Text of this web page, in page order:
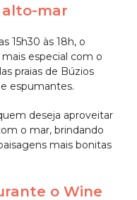
mar
15h30 às 18h, o
especial com o
praias de Búzios
espumantes.
deseja aproveitar
o mar, brindando
mais bonitas
o Wine